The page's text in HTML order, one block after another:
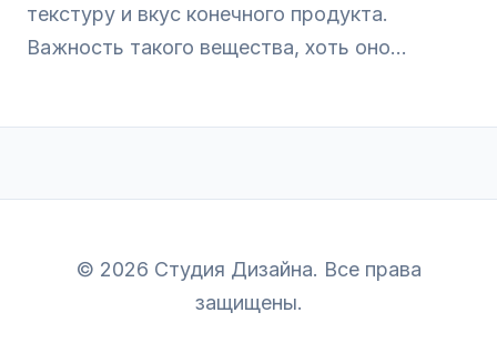
текстуру и вкус конечного продукта.
Важность такого вещества, хоть оно...
© 2026 Студия Дизайна. Все права
защищены.